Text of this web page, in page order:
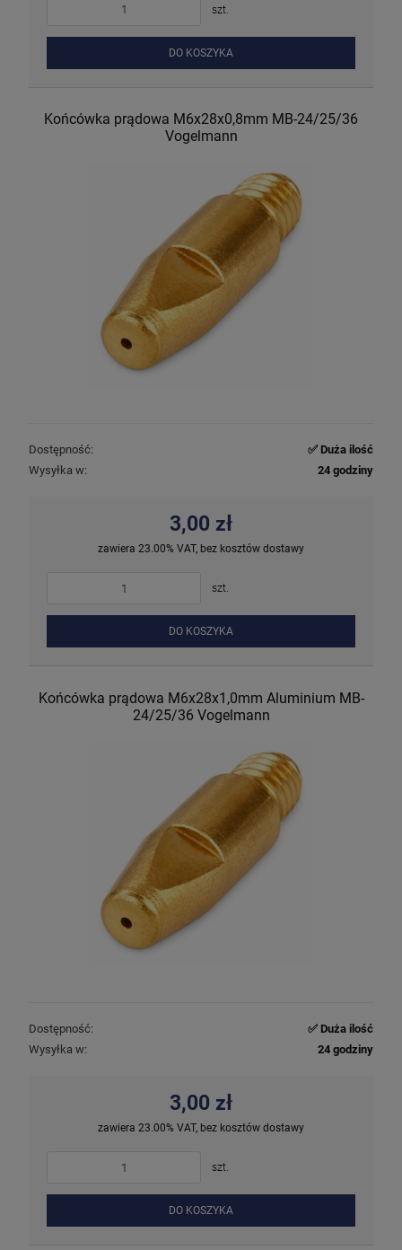
szt.
DO KOSZYKA
Końcówka prądowa M6x28x0,8mm MB-24/25/36
Vogelmann
Dostępność:
✅ Duża ilość
Wysyłka w:
24 godziny
3,00 zł
zawiera 23.00% VAT, bez kosztów dostawy
szt.
DO KOSZYKA
Końcówka prądowa M6x28x1,0mm Aluminium MB-
24/25/36 Vogelmann
Dostępność:
✅ Duża ilość
Wysyłka w:
24 godziny
3,00 zł
zawiera 23.00% VAT, bez kosztów dostawy
szt.
DO KOSZYKA